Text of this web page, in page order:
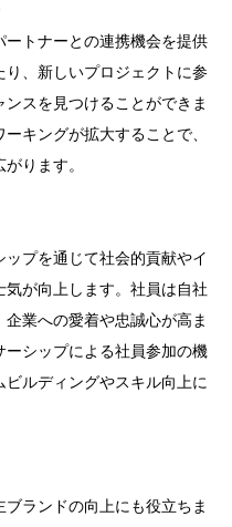
ートナーとの連携機会を提供
り、新しいプロジェクトに参
スを見つけることができま
キングが拡大することで、
ります。
プを通じて社会的貢献やイ
が向上します。社員は自社
業への愛着や忠誠心が高ま
シップによる社員参加の機
ルディングやスキル向上に
ランドの向上にも役立ちま